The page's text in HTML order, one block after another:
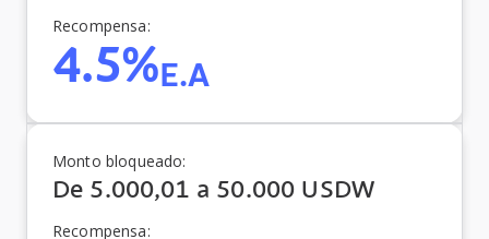
Recompensa:
4.5%E.A
Monto bloqueado:
De 5.000,01 a 50.000 USDW
Recompensa: